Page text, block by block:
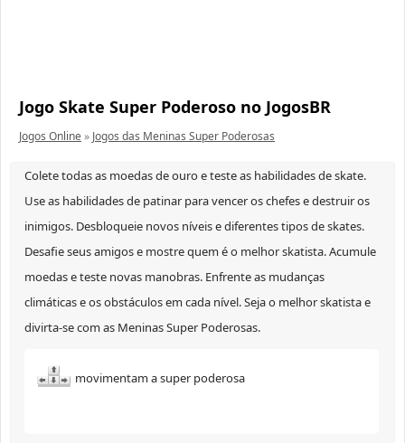
Jogo Skate Super Poderoso no JogosBR
Jogos Online» Jogos das Meninas Super Poderosas
Colete todas as moedas de ouro e teste as habilidades de skate.
Use as habilidades de patinar para vencer os chefes e destruir os
inimigos. Desbloqueie novos níveis e diferentes tipos de skates.
Desafie seus amigos e mostre quem é o melhor skatista. Acumule
moedas e teste novas manobras. Enfrente as mudanças
climáticas e os obstáculos em cada nível. Seja o melhor skatista e
divirta-se com as Meninas Super Poderosas.
movimentam a super poderosa